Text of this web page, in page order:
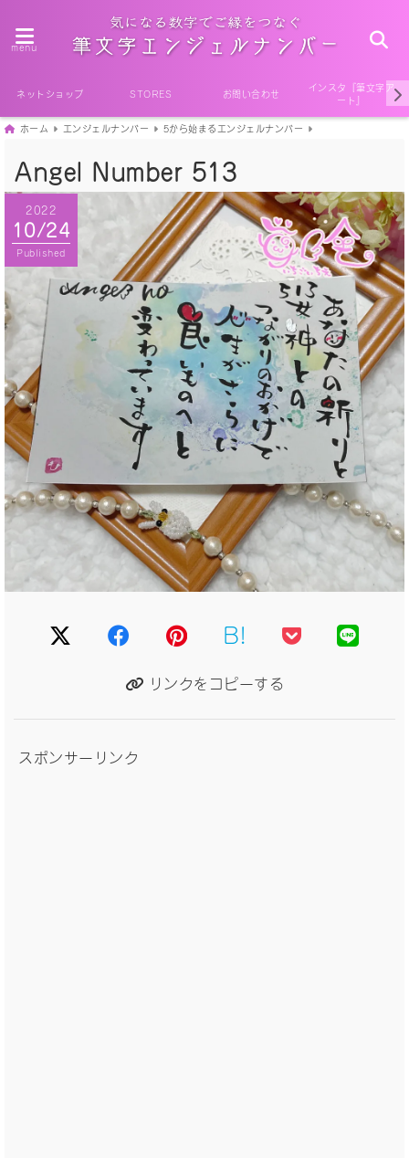
menu
ネットショップ STORES お問い合わせ
インスタ『筆文字ア
ート』
ホーム エンジェルナンバー 5から始まるエンジェルナンバー
Angel Number 513
2022
10/24
Published
B!
リンクをコピーする
スポンサーリンク